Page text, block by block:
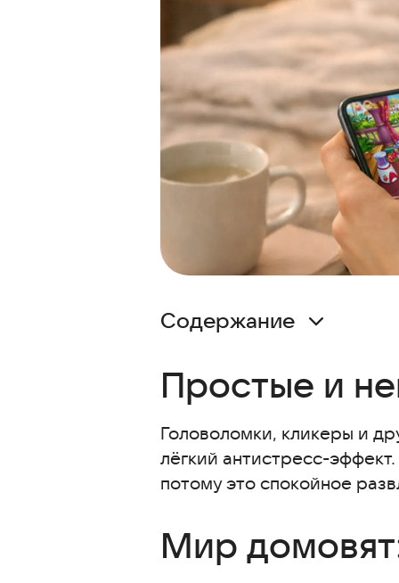
Содержание
Мир домовят: три в ряд
Блок бласт
Судоку
Игры без интернета —
Сюжетные — для погружения
Легенды Поместья
Простые и
Головоломки, кликеры и
лёгкий антистресс-
потому это спокойное
Мир